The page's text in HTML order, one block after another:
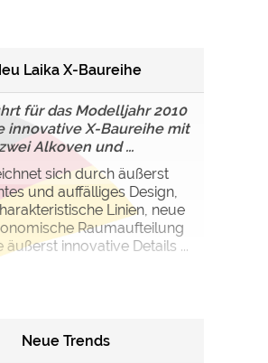
Laika X-Baureihe
für das Modelljahr 2010
innovative X-Baureihe mit
Alkoven und ...
sich durch äußerst
und auffälliges Design,
Linien, neue
Raumaufteilung
äußerst innovative Details ...
Neue Trends